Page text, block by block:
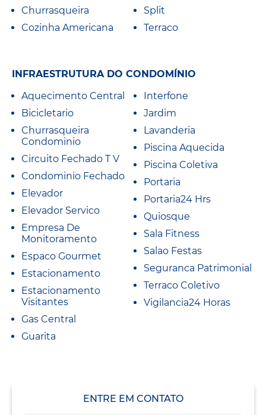
Churrasqueira
Cozinha Americana
Split
Terraco
INFRAESTRUTURA DO CONDOMÍNIO
Aquecimento Central
Bicicletario
Churrasqueira
Condominio
Circuito Fechado T V
Condominio Fechado
Elevador
Elevador Servico
Empresa De
Monitoramento
Espaco Gourmet
Estacionamento
Estacionamento
Visitantes
Gas Central
Guarita
Interfone
Jardim
Lavanderia
Piscina Aquecida
Piscina Coletiva
Portaria
Portaria24 Hrs
Quiosque
Sala Fitness
Salao Festas
Seguranca Patrimonial
Terraco Coletivo
Vigilancia24 Horas
ENTRE EM CONTATO